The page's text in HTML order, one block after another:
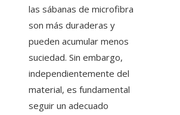
las sábanas de microfibra
son más duraderas y
pueden acumular menos
suciedad. Sin embargo,
independientemente del
material, es fundamental
seguir un adecuado